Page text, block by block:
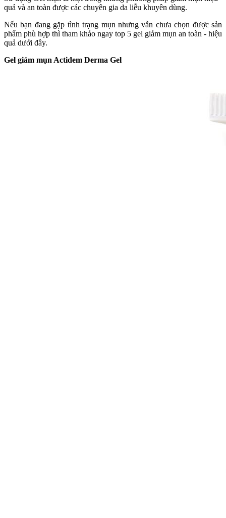
quả và an toàn được các chuyên gia da liễu khuyên dùng.
Nếu bạn đang gặp tình trạng mụn nhưng vẫn chưa chọn được sản
phẩm phù hợp thì tham khảo ngay top 5 gel giảm mụn an toàn - hiệu
quả dưới đây.
Gel giảm mụn Actidem Derma Gel